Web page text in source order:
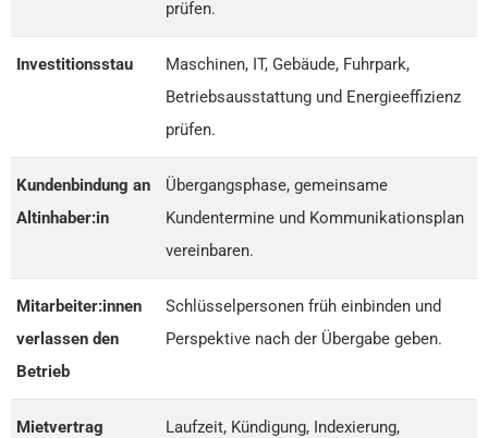
prüfen.
Investitionsstau
Maschinen, IT, Gebäude, Fuhrpark,
Betriebsausstattung und Energieeffizienz
prüfen.
Kundenbindung an
Altinhaber:in
Übergangsphase, gemeinsame
Kundentermine und Kommunikationsplan
vereinbaren.
Mitarbeiter:innen
verlassen den
Betrieb
Schlüsselpersonen früh einbinden und
Perspektive nach der Übergabe geben.
Mietvertrag
Laufzeit, Kündigung, Indexierung,